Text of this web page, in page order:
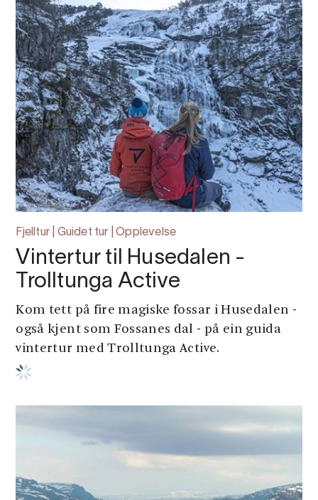
Fjelltur | Guidet tur | Opplevelse
Vintertur til Husedalen -
Trolltunga Active
Kom tett på fire magiske fossar i Husedalen -
også kjent som Fossanes dal - på ein guida
vintertur med Trolltunga Active.